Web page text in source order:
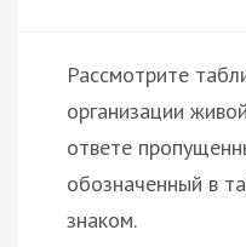
Рассмотрите
организации
ответе
обозначенный в
знаком.